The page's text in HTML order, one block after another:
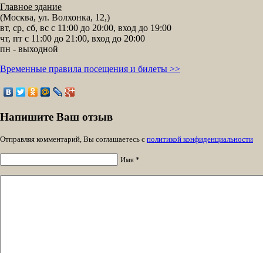
Главное здание
(Москва, ул. Волхонка, 12,)
вт, ср, сб, вс с 11:00 до 20:00, вход до 19:00
чт, пт с 11:00 до 21:00, вход до 20:00
пн - выходной
Временные правила посещения и билеты >>
Напишите Ваш отзыв
Отправляя комментарий, Вы соглашаетесь с политикой конфиденциальности
Имя *